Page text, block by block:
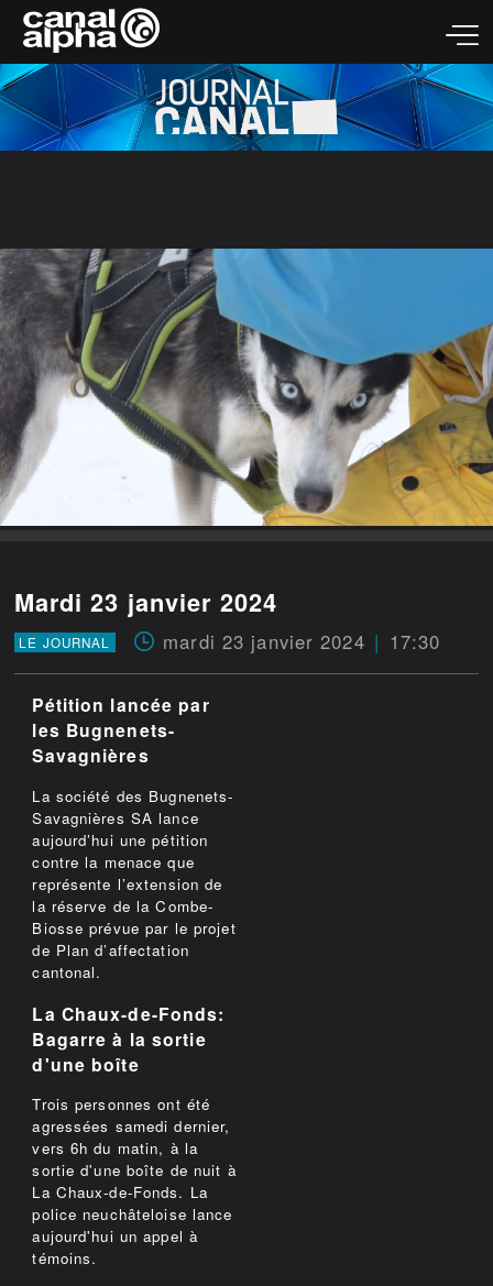
Mardi 23 janvier 2024
LE JOURNAL mardi 23 janvier 2024 17:30
Pétition lancée par
les Bugnenets-
Savagnières
La société des Bugnenets-
Savagnières SA lance
aujourd’hui une pétition
contre la menace que
représente l’extension de
la réserve de la Combe-
Biosse prévue par le projet
de Plan d’affectation
cantonal.
La Chaux-de-Fonds:
Bagarre à la sortie
d'une boîte
Trois personnes ont été
agressées samedi dernier,
vers 6h du matin, à la
sortie d'une boîte de nuit à
La Chaux-de-Fonds. La
police neuchâteloise lance
aujourd'hui un appel à
témoins.